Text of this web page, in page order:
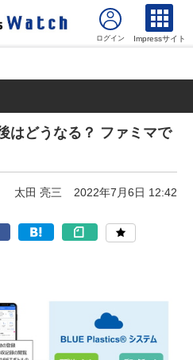
Impressサイト
はどうなる？ ファミマで
太田 亮三 2022年7月6日 12:42